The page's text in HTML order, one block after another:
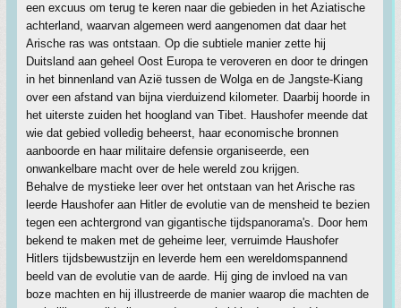
een excuus om terug te keren naar die gebieden in het Aziatische
achterland, waarvan algemeen werd aangenomen dat daar het
Arische ras was ontstaan. Op die subtiele manier zette hij
Duitsland aan geheel Oost Europa te veroveren en door te dringen
in het binnenland van Azië tussen de Wolga en de Jangste-Kiang
over een afstand van bijna vierduizend kilometer. Daarbij hoorde in
het uiterste zuiden het hoogland van Tibet. Haushofer meende dat
wie dat gebied volledig beheerst, haar economische bronnen
aanboorde en haar militaire defensie organiseerde, een
onwankelbare macht over de hele wereld zou krijgen.
Behalve de mystieke leer over het ontstaan van het Arische ras
leerde Haushofer aan Hitler de evolutie van de mensheid te bezien
tegen een achtergrond van gigantische tijdspanorama's. Door hem
bekend te maken met de geheime leer, verruimde Haushofer
Hitlers tijdsbewustzijn en leverde hem een wereldomspannend
beeld van de evolutie van de aarde. Hij ging de invloed na van
boze machten en hij illustreerde de manier waarop die machten de